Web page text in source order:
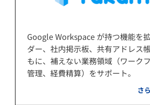
Google Workspace が持つ機能を
ダー、社内掲示板、共有アドレス
もに、補えない業務領域（ワーク
管理、経費精算）をサポート。
さ